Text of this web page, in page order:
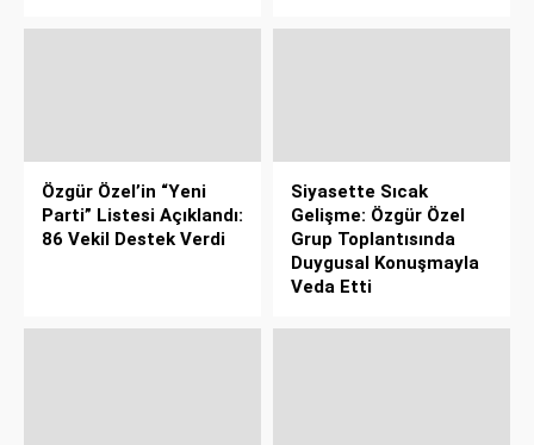
Özgür Özel’in “Yeni
Parti” Listesi Açıklandı:
86 Vekil Destek Verdi
Siyasette Sıcak
Gelişme: Özgür Özel
Grup Toplantısında
Duygusal Konuşmayla
Veda Etti